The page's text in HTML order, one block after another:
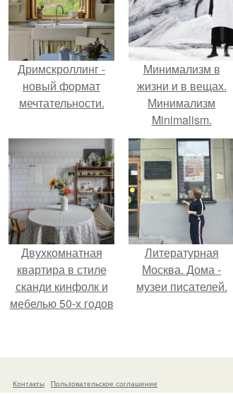
Дримскроллинг -
новый формат
мечтательности.
Минимализм в
жизни и в вещах.
Минимализм
Minimalism.
Минимализм "По-
женски": моя жизнь
- мои правила.
Двухкомнатная
квартира в стиле
сканди кинфолк и
мебелью 50-х годов
Литературная
Москва. Дома -
музеи писателей.
Контакты Пользовательское соглашение